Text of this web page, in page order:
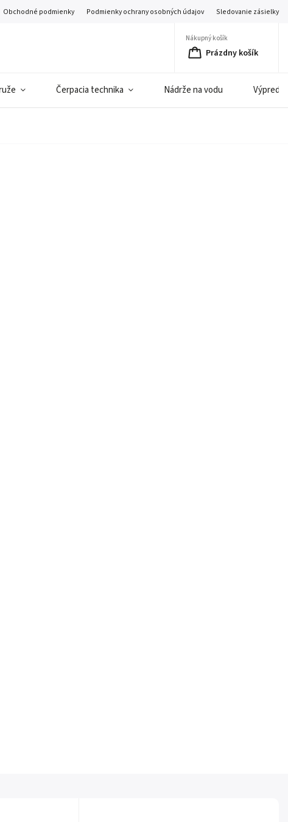
Obchodné podmienky Podmienky ochrany osobných údajov Sledovanie zásielky
Nákupný košík
Prázdny košík
Čerpacia technika Nádrže na vodu